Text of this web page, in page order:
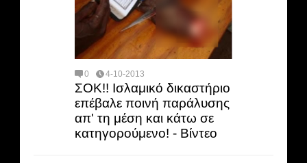
0 4-10-2013
ΣΟΚ!! Ισλαμικό δικαστήριο
επέβαλε ποινή παράλυσης
απ' τη μέση και κάτω σε
κατηγορούμενο! - Βίντεο